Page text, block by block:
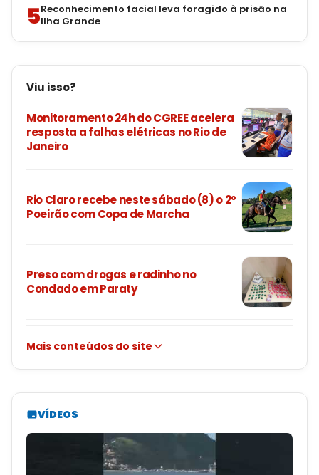
5Reconhecimento facial leva foragido à prisão na
Ilha Grande
Viu isso?
Monitoramento 24h do CGREE acelera
resposta a falhas elétricas no Rio de
Janeiro
Rio Claro recebe neste sábado (8) o 2º
Poeirão com Copa de Marcha
Preso com drogas e radinho no
Condado em Paraty
Mais conteúdos do site
VÍDEOS